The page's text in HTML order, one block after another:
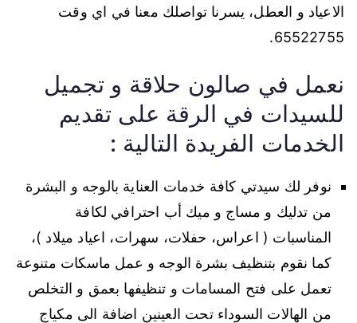
الاعياد و العطل، يسرنا تواصلك معنا في اي وقت
65522755.
نعمل في صالون حلاقة و تجميل
للسيدات في الرقة على تقديم
الخدمات الفريدة التالية :
نوفر لك سيدتي كافة خدمات العناية بالوجه و البشرة
من تدليك و مساج و ميك أب احترافي لكافة
المناسبات ( اعراس، حفلات، سهرات، اعياد ميلاد )،
كما نقوم بتنظيف بشرة الوجه و عمل ماسكات متنوعة
تعمل على فتح المسامات و تنظيفها بعمق و التخلص
من الهالات السوداء تحت العينين اضافة الى مكياج